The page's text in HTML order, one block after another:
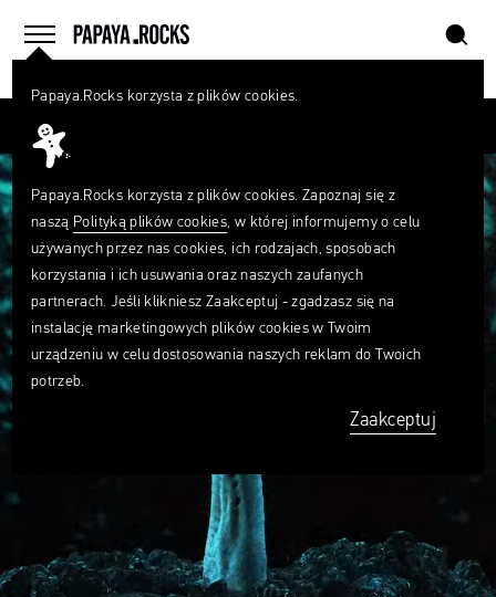
menu
home szukaj
Papaya.Rocks korzysta z plików cookies.
Papaya.Rocks korzysta z plików cookies. Zapoznaj się z
naszą Polityką plików cookies, w której informujemy o celu
używanych przez nas cookies, ich rodzajach, sposobach
korzystania i ich usuwania oraz naszych zaufanych
partnerach. Jeśli klikniesz Zaakceptuj - zgadzasz się na
instalację marketingowych plików cookies w Twoim
urządzeniu w celu dostosowania naszych reklam do Twoich
potrzeb.
Zaakceptuj
Czego
szukasz?